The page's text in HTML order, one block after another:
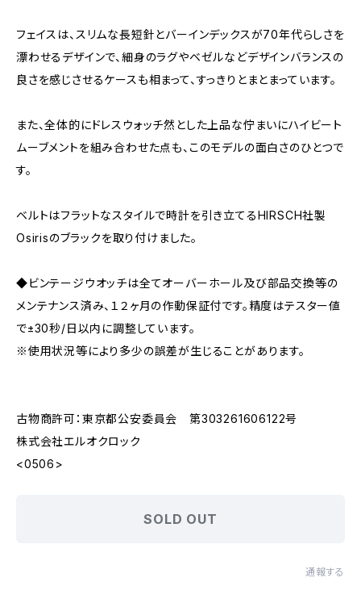
フェイスは、スリムな長短針とバーインデックスが70年代らしさを
漂わせるデザインで、細身のラグやベゼルなどデザインバランスの
良さを感じさせるケースも相まって、すっきりとまとまっています。
また、全体的にドレスウォッチ然とした上品な佇まいにハイビート
ムーブメントを組み合わせた点も、このモデルの面白さのひとつで
す。
ベルトはフラットなスタイルで時計を引き立てるHIRSCH社製
Osirisのブラックを取り付けました。
◆ビンテージウオッチは全てオーバーホール及び部品交換等の
メンテナンス済み、１２ヶ月の作動保証付です。精度はテスター値
で±30秒/日以内に調整しています。
※使用状況等により多少の誤差が生じることがあります。
古物商許可：東京都公安委員会 第303261606122号
株式会社エルオクロック
<0506>
SOLD OUT
通報する